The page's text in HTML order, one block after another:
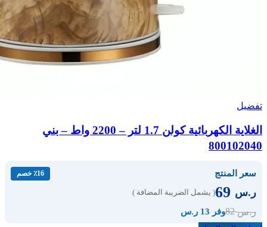
تفضيل
الغلاية الكهربائية كولن 1.7 لتر – 2200 واط – بني
800102040
سعر المنتج ٪16 خصم
ر.س ( يشمل الضريبة المضافة )
ر.س82 وفر 13 ر.س